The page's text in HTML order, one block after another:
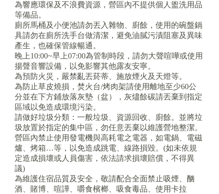
為響應環保及不浪費資源，營區內不提供個人盥洗用品
等備品。
廁所馬桶及小便池請勿丟入雜物、廚餘，使用的碗盤鍋
具請勿在廁所洗手台做清潔，避免油膩污漬阻塞及異味
產生，也確保管線暢通。
晚上10:00~早上07:00為管制時段，請勿大聲喧嘩或使用
揚聲音響設備，以免影響其他露友安寧。
為預防火災，嚴禁亂丟菸蒂、施放煙火及天燈等。
為防止草皮燒損，焚火台/烤肉架請使用離地至少60公
分並在下方鋪放落灰墊（盆），灰燼餘碳請丟棄到指定
區域以免造成環境污染。
請做好垃圾分類：一般垃圾、資源回收、廚餘。並將垃
圾放置於指定的集中區，勿任意丟棄以維護營地整潔。
營區內禁止使用發電機與高耗電之電器，如電鍋、電磁
爐、烤箱…等，以免造成跳電、線路損毀。(如未依規
定造成損壞或人員傷害，依法請求損壞賠償，不得異
議)
為維護住宿品質及安全，敬請配合全面禁止吸煙、酗
酒、賭博、喧譁、嚼食檳榔、吸食毒品、使用卡拉